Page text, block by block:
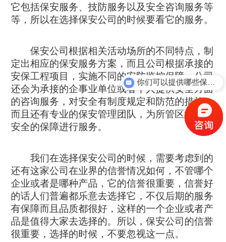
它包括保安服务、技防服务以及安全咨询服务等
等，所以在选择保安公司的时候要看它的服务。
保安公司根据相关活动场所的不同特点，制
定出相应的保安服务方案，而且公司根据承接的
安保工程项目，实施不同的安防监控保障。公司
还会为承接的企事业单位或者个人提供安全方面
的咨询服务，对安全有制度规定和防范的措施，
而且还有专业的保安管理团队，为所管区域提供
安全的保障进行服务。
我们在选择保安公司的时候，需要考虑到的
还有这家公司在业界的信誉情况如何，不管哪个
企业或者是哪种产品，它的信誉很重要，信誉好
的话人们普遍都乐意去选择它，不仅后期的服务
有保障而且品质都很好，这样的一个企业或者产
品是值得大家去选择的。所以，保安公司的信誉
很重要，选择的时候，不要忽视这一点。